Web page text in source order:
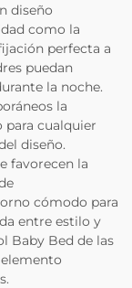
diseño
como la
perfecta a
puedan
la noche.
la
cualquier
diseño.
favorecen la
cómodo para
entre estilo y
Baby Bed de las